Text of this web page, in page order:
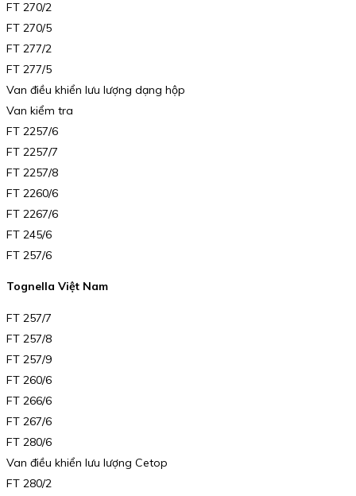
FT 270/2
FT 270/5
FT 277/2
FT 277/5
Van điều khiển lưu lượng dạng hộp
Van kiểm tra
FT 2257/6
FT 2257/7
FT 2257/8
FT 2260/6
FT 2267/6
FT 245/6
FT 257/6
Tognella Việt Nam
FT 257/7
FT 257/8
FT 257/9
FT 260/6
FT 266/6
FT 267/6
FT 280/6
Van điều khiển lưu lượng Cetop
FT 280/2